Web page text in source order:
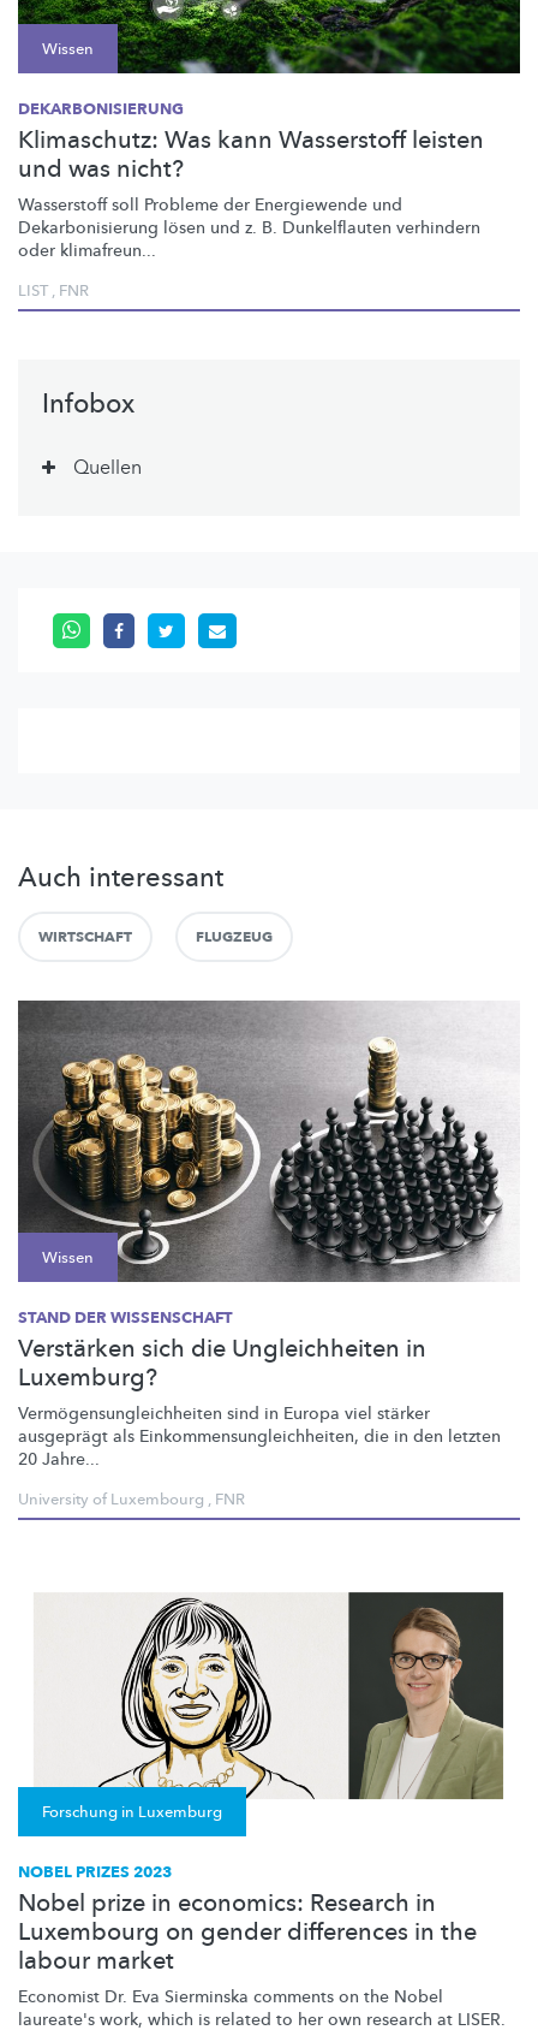
Wissen
DEKARBONISIERUNG
Klimaschutz: Was kann Wasserstoff leisten
und was nicht?
Wasserstoff soll Probleme der Energiewende und
Dekarbonisierung lösen und z. B. Dunkelflauten verhindern
oder klimafreun...
LIST, FNR
Infobox
Quellen
Auch interessant
WIRTSCHAFT FLUGZEUG
Wissen
STAND DER WISSENSCHAFT
Verstärken sich die Ungleichheiten in
Luxemburg?
Vermögensungleichheiten sind in Europa viel stärker
ausgeprägt als Einkommensungleichheiten, die in den letzten
20 Jahre...
University of Luxembourg , FNR
Forschung in Luxemburg
NOBEL PRIZES 2023
Nobel prize in economics: Research in
Luxembourg on gender differences in the
labour market
Economist Dr. Eva Sierminska comments on the Nobel
laureate's work, which is related to her own research at LISER.